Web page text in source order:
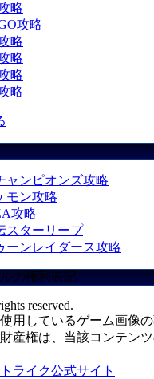
略
攻略
略
略
略
略
ャンピオンズ攻略
モン攻略
攻略
スターリープ
ーンレイダース攻略
の権利表記
reserved.
用しているゲーム画像
産権は、当該コンテン
ライク公式サイト